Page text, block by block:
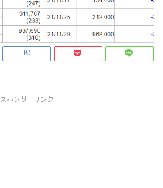
スポンサーリンク